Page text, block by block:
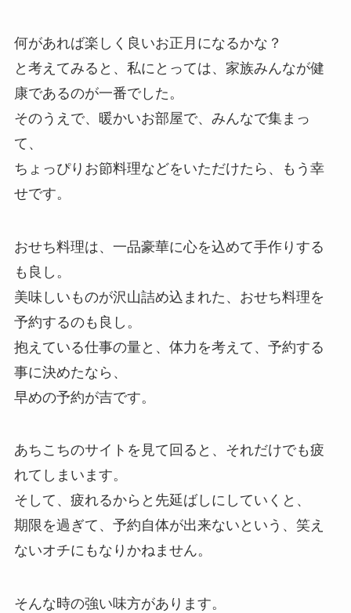
何があれば楽しく良いお正月になるかな？
と考えてみると、私にとっては、家族みんなが健
康であるのが一番でした。
そのうえで、暖かいお部屋で、みんなで集まっ
て、
ちょっぴりお節料理などをいただけたら、もう幸
せです。
おせち料理は、一品豪華に心を込めて手作りする
も良し。
美味しいものが沢山詰め込まれた、おせち料理を
予約するのも良し。
抱えている仕事の量と、体力を考えて、予約する
事に決めたなら、
早めの予約が吉です。
あちこちのサイトを見て回ると、それだけでも疲
れてしまいます。
そして、疲れるからと先延ばしにしていくと、
期限を過ぎて、予約自体が出来ないという、笑え
ないオチにもなりかねません。
そんな時の強い味方があります。